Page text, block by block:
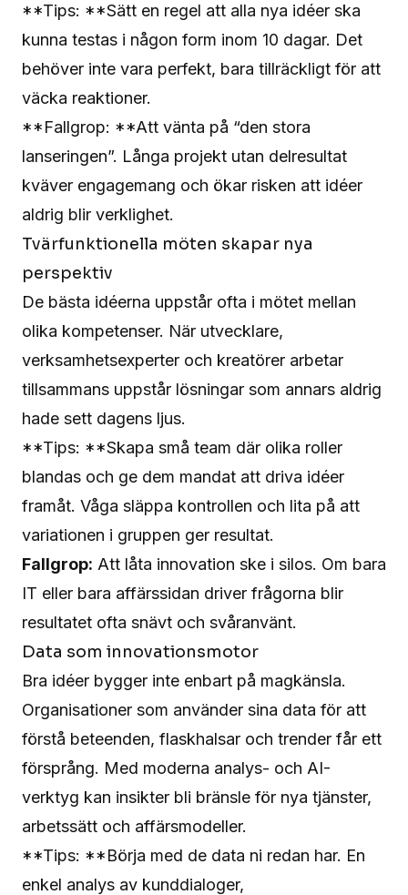
**Tips: **Sätt en regel att alla nya idéer ska
kunna testas i någon form inom 10 dagar. Det
behöver inte vara perfekt, bara tillräckligt för att
väcka reaktioner.
**Fallgrop: **Att vänta på “den stora
lanseringen”. Långa projekt utan delresultat
kväver engagemang och ökar risken att idéer
aldrig blir verklighet.
Tvärfunktionella möten skapar nya
perspektiv
De bästa idéerna uppstår ofta i mötet mellan
olika kompetenser. När utvecklare,
verksamhetsexperter och kreatörer arbetar
tillsammans uppstår lösningar som annars aldrig
hade sett dagens ljus.
**Tips: **Skapa små team där olika roller
blandas och ge dem mandat att driva idéer
framåt. Våga släppa kontrollen och lita på att
variationen i gruppen ger resultat.
Fallgrop: Att låta innovation ske i silos. Om bara
IT eller bara affärssidan driver frågorna blir
resultatet ofta snävt och svåranvänt.
Data som innovationsmotor
Bra idéer bygger inte enbart på magkänsla.
Organisationer som använder sina data för att
förstå beteenden, flaskhalsar och trender får ett
försprång. Med moderna analys- och AI-
verktyg kan insikter bli bränsle för nya tjänster,
arbetssätt och affärsmodeller.
**Tips: **Börja med de data ni redan har. En
enkel analys av kunddialoger,